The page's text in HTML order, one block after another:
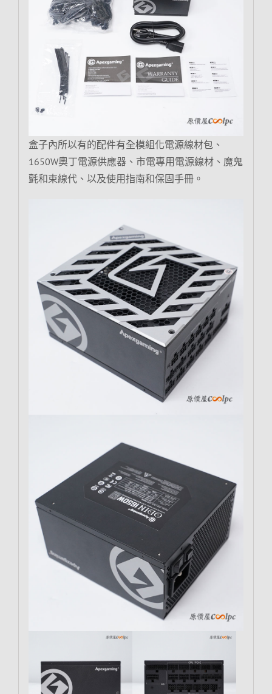
盒子內所以有的配件有全模組化電源線材包、
1650W奧丁電源供應器、市電專用電源線材、魔鬼
氈和束線代、以及使用指南和保固手冊。